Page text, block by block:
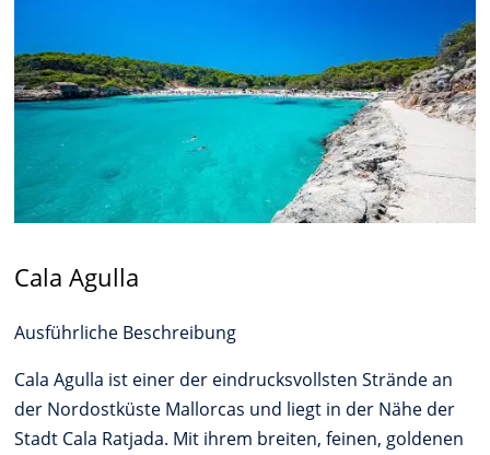
Cala Agulla
Ausführliche Beschreibung
Cala Agulla ist einer der eindrucksvollsten Strände an
der Nordostküste Mallorcas und liegt in der Nähe der
Stadt Cala Ratjada. Mit ihrem breiten, feinen, goldenen